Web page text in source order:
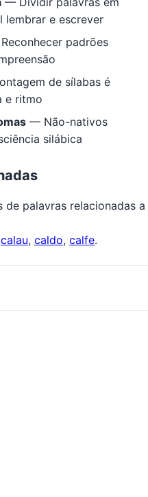
lembrar e escrever
padrões
de sílabas é
e ritmo
— Não-nativos
silábica
de palavras relacionadas a
calau, caldo, calfe.